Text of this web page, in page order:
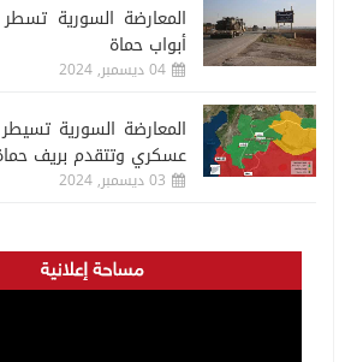
المعارضة السورية
أبواب حماة
04 ديسمبر, 2024
المعارضة السورية
عسكري وتتقدم بريف
03 ديسمبر, 2024